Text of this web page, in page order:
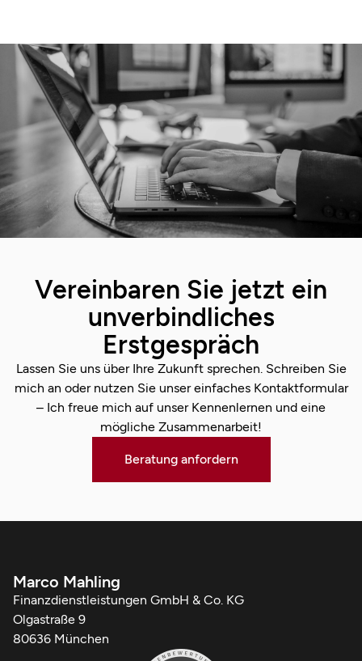
Vereinbaren Sie jetzt ein
unverbindliches
Erstgespräch
Lassen Sie uns über Ihre Zukunft sprechen. Schreiben Sie
mich an oder nutzen Sie unser einfaches Kontaktformular
– Ich freue mich auf unser Kennenlernen und eine
mögliche Zusammenarbeit!
Beratung anfordern
Marco Mahling
Finanzdienstleistungen GmbH & Co. KG
Olgastraße 9
80636 München